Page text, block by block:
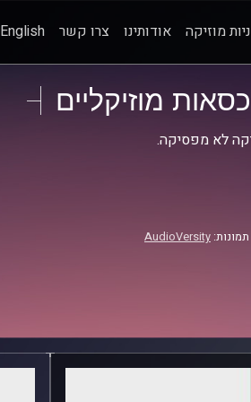
מוזיקה אודותינו צרו קשר English
כסאות מוזיקליים
לא מפסיקה.
AudioVersity